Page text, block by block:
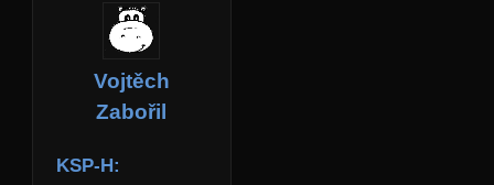
Vojtěch
Zabořil
KSP-H: